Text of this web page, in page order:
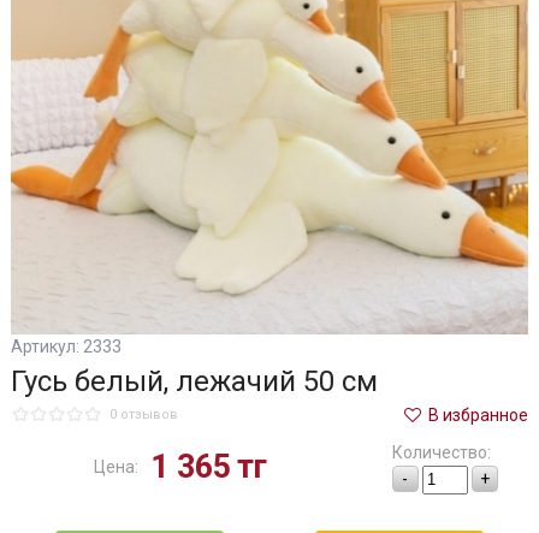
Артикул: 2333
Гусь белый, лежачий 50 см
0 отзывов В избранное
Цена: 1 365тг
Количество:
-
+